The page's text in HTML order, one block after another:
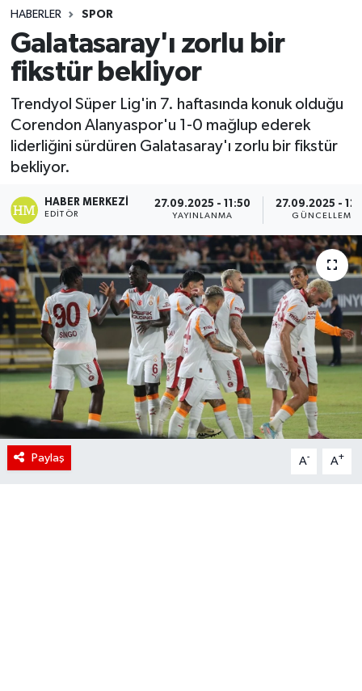
HABERLER SPOR
Galatasaray'ı zorlu bir
fikstür bekliyor
Trendyol Süper Lig'in 7. haftasında konuk olduğu
Corendon Alanyaspor'u 1-0 mağlup ederek
liderliğini sürdüren Galatasaray'ı zorlu bir fikstür
bekliyor.
HABER MERKEZI
EDITÖR
27.09.2025 - 11:50
YAYINLANMA
27.09.2025 -
GÜNCELLEME
Paylaş A- A+
Yaşam